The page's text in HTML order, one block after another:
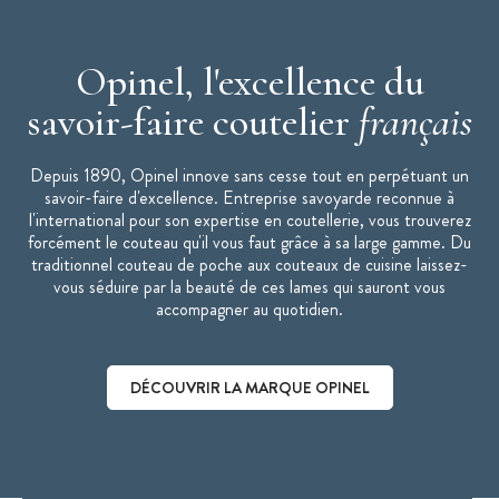
Opinel, l'excellence du
savoir-faire coutelier français
Depuis 1890, Opinel innove sans cesse tout en perpétuant un
savoir-faire d'excellence. Entreprise savoyarde reconnue à
l'international pour son expertise en coutellerie, vous trouverez
forcément le couteau qu'il vous faut grâce à sa large gamme. Du
traditionnel couteau de poche aux couteaux de cuisine laissez-
vous séduire par la beauté de ces lames qui sauront vous
accompagner au quotidien.
DÉCOUVRIR LA MARQUE OPINEL